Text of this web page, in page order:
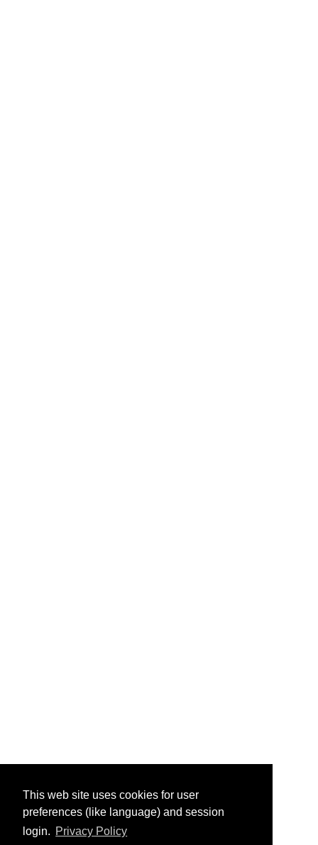
This web site uses cookies for user
preferences (like language) and session
login. Privacy Policy